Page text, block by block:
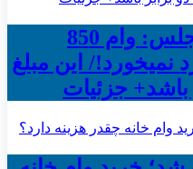
کمیسیون عمران مجلس: وام 850
نمیخورد!/ این مبلغ
باشد+ جزئیات